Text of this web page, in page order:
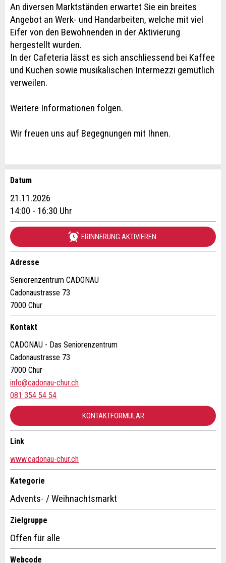
An diversen Marktständen erwartet Sie ein breites
Angebot an Werk- und Handarbeiten, welche mit viel
Eifer von den Bewohnenden in der Aktivierung
hergestellt wurden.
In der Cafeteria lässt es sich anschliessend bei Kaffee
und Kuchen sowie musikalischen Intermezzi gemütlich
verweilen.
Weitere Informationen folgen.
Wir freuen uns auf Begegnungen mit Ihnen.
Anzeige beanstanden
Ihr Feedback wird sehr geschätzt!
Allgemeines Feedback
Anzeige nicht mehr gültig
Nachricht
* Eingabe erforderlich
Zur Qualitätssicherung wird eine Kopie der E-Mail an
guidle übermittelt.
NACHRICHT SENDEN
Schliessen
Anzeige weiterempfehlen
Empfehlen Sie diese Anzeige an Freunde weiter.
* Eingabe erforderlich
ANZEIGE WEITEREMPFEHLEN
Schliessen
Reservation
Veranstaltungsdatum *:
Vorname / Nachname *:
Firma / Organisation:
Adresszusatz:
Strasse und Nr. *:
PLZ / Ort *:
E-Mail *:
Telefon *:
Nachricht:
Datum
21.11.2026
14:00 - 16:30 Uhr
ERINNERUNG AKTIVIEREN
Adresse
Seniorenzentrum CADONAU
Cadonaustrasse 73
7000 Chur
Kontakt
CADONAU - Das Seniorenzentrum
Cadonaustrasse 73
7000 Chur
info@cadonau-chur.ch
081 354 54 54
KONTAKTFORMULAR
Kontakt
Verfassen Sie eine Nachricht für die Kontaktpersonen dieser
Link
www.cadonau-chur.ch
Kategorie
Advents- / Weihnachtsmarkt
Zielgruppe
Offen für alle
Webcode